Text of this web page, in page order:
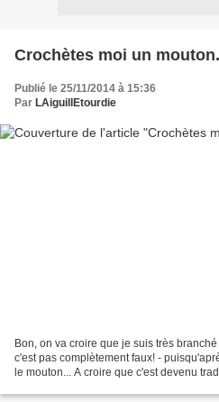
Crochètes moi un
Publié le 25/11/2014 à 15:36
Par LAiguillEtourdie
Bon, on va croire que je suis très
c'est pas complètement faux! -
le mouton... A croire que c'est devenu